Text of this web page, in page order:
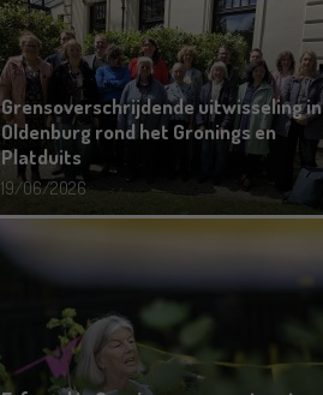
Grensoverschrijdende uitwisseling in
Oldenburg rond het Gronings en
Platduits
19/06/2026